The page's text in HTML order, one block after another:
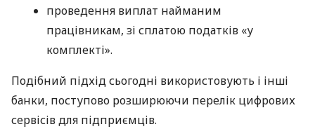
проведення виплат найманим
працівникам, зі сплатою податків «у
комплекті».
Подібний підхід сьогодні використовують і інші
банки, поступово розширюючи перелік цифрових
сервісів для підприємців.